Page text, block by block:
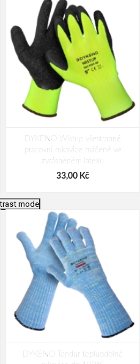
DYKENO Wistup všestranné
pracovní rukavice máčené ve
zvrásněném latexu
33,00 Kč
antistatické
mode
DYKENO Tendur tepluodolné